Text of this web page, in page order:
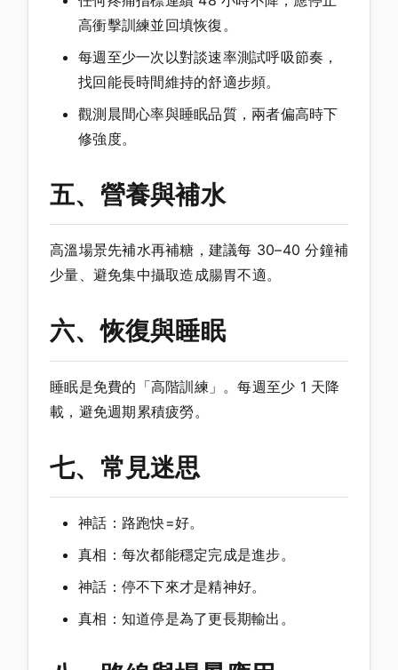
高衝擊訓練並回填恢復。
每週至少一次以對談速率測試呼吸節奏，
找回能長時間維持的舒適步頻。
觀測晨間心率與睡眠品質，兩者偏高時下
修強度。
五、營養與補水
高溫場景先補水再補糖，建議每 30–40 分鐘補
少量、避免集中攝取造成腸胃不適。
六、恢復與睡眠
睡眠是免費的「高階訓練」。每週至少 1 天降
載，避免週期累積疲勞。
七、常見迷思
神話：路跑快=好。
真相：每次都能穩定完成是進步。
神話：停不下來才是精神好。
真相：知道停是為了更長期輸出。